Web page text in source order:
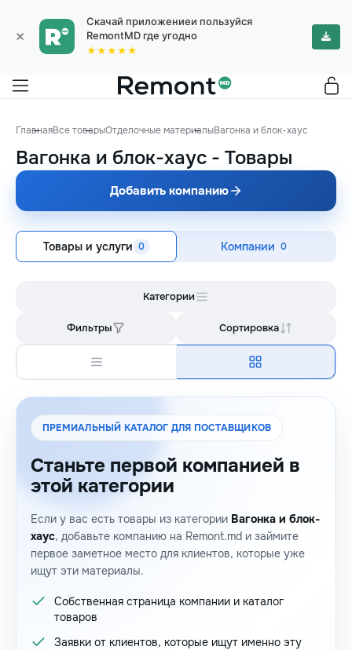
×
Скачай приложениеи пользуйся
RemontMD где угодно
★★★★★
ГлавнаяВсе товарыОтделочные материалыВагонка и блок-хаус
Вагонка и блок-хаус - Товары
Добавить компанию
Товары и услуги 0 Компании 0
Категории
Фильтры Сортировка
ПРЕМИАЛЬНЫЙ КАТАЛОГ ДЛЯ ПОСТАВЩИКОВ
Станьте первой компанией в
этой категории
Если у вас есть товары из категории Вагонка и блок-
хаус, добавьте компанию на Remont.md и займите
первое заметное место для клиентов, которые уже
ищут эти материалы.
Собственная страница компании и каталог
товаров
Заявки от клиентов, которые ищут именно эту